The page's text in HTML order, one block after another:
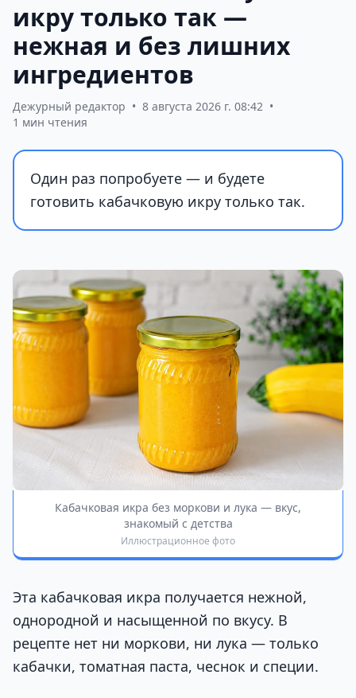
икру только так —
нежная и без лишних
ингредиентов
Дежурный редактор • 8 августа 2026 г. 08:42 •
1 мин чтения
Один раз попробуете — и будете
готовить кабачковую икру только так.
Кабачковая икра без моркови и лука — вкус,
знакомый с детства
Иллюстрационное фото
Эта кабачковая икра получается нежной,
однородной и насыщенной по вкусу. В
рецепте нет ни моркови, ни лука — только
кабачки, томатная паста, чеснок и специи.